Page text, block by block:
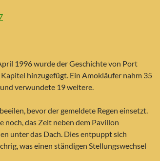
1996 wurde der Geschichte von Port
hinzugefügt. Ein Amokläufer nahm 35
verwundete 19 weitere.
bevor der gemeldete Regen einsetzt.
noch, das Zelt neben dem Pavillon
unter das Dach. Dies entpuppt sich
was einen ständigen Stellungswechsel